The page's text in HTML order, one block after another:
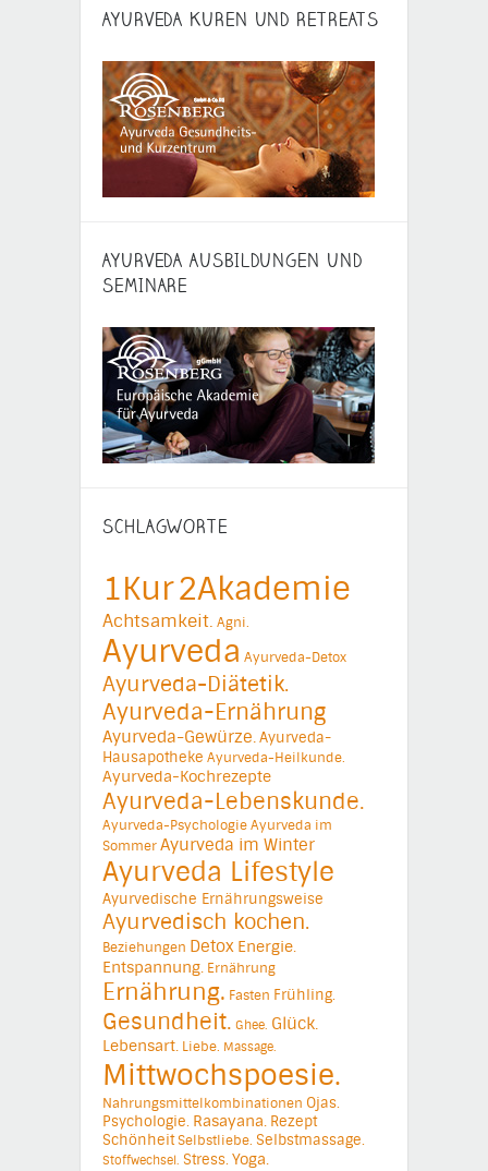
AYURVEDA KUREN UND RETREATS
AYURVEDA AUSBILDUNGEN UND
SEMINARE
SCHLAGWORTE
1Kur2Akademie
Achtsamkeit. Agni.
Ayurveda Ayurveda-Detox
Ayurveda-Diätetik.
Ayurveda-Ernährung
Ayurveda-Gewürze.Ayurveda-
Hausapotheke Ayurveda-Heilkunde.
Ayurveda-Kochrezepte
Ayurveda-Lebenskunde.
Ayurveda-PsychologieAyurveda im
SommerAyurveda im Winter
Ayurveda Lifestyle
Ayurvedische Ernährungsweise
Ayurvedisch kochen.
Beziehungen Detox Energie.
Entspannung. Ernährung
Ernährung. Fasten Frühling.
Gesundheit. Ghee. Glück.
Lebensart. Liebe. Massage.
Mittwochspoesie.
Nahrungsmittelkombinationen Ojas.
Psychologie. Rasayana. Rezept
SchönheitSelbstliebe. Selbstmassage.
Stoffwechsel. Stress.Yoga.